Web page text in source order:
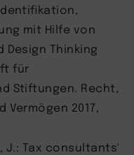
mit Hilfe von
Design Thinking
für
Stiftungen. Recht,
Vermögen 2017,
J.: Tax consultants'